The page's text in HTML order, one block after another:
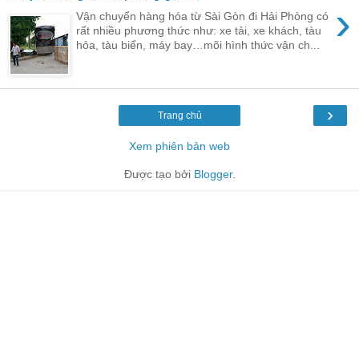
›
Vận chuyển hàng hóa từ Sài Gòn đi Hải Phòng có
rất nhiều phương thức như: xe tải, xe khách, tàu
hỏa, tàu biển, máy bay…mõi hình thức vận ch...
›
Trang chủ
Xem phiên bản web
Được tạo bởi Blogger.